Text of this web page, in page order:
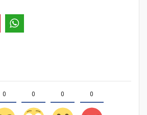
0 0 0 0